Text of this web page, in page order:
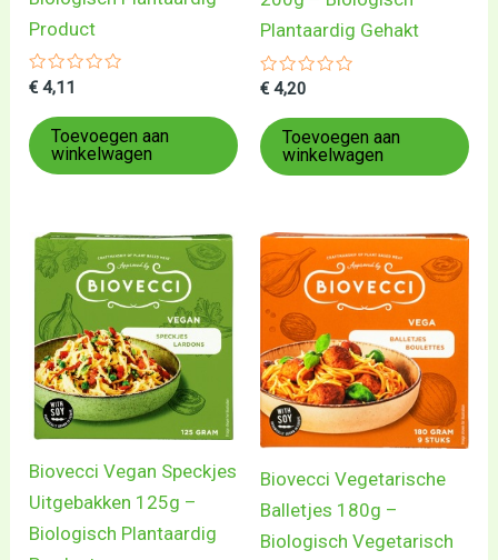
Product
Gewaardeerd
uit
5
€ 4,11
Toevoegen aan
winkelwagen
Plantaardig Gehakt
Gewaardeerd
uit
5
€ 4,20
Toevoegen aan
winkelwagen
Biovecci Vegan Speckjes
Uitgebakken 125g –
Biologisch Plantaardig
Biovecci Vegetarische
Balletjes 180g –
Biologisch Vegetarisch